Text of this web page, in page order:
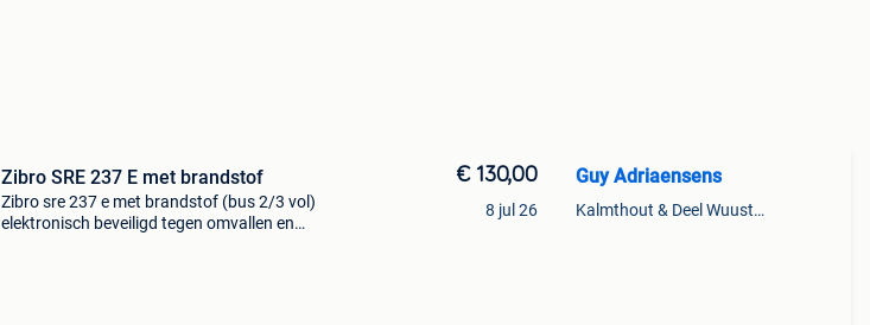
Zibro SRE 237 E met brandstof
Zibro sre 237 e met brandstof (bus 2/3 vol)
elektronisch beveiligd tegen omvallen en
€ 130,00
8 jul 26
Guy Adriaensens
Kalmthout & Deel Wuustwezel